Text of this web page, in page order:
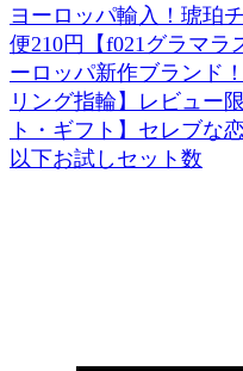
ヨーロッパ輸入！琥珀
便210円【f021グラマラ
ーロッパ新作ブランド
リング指輪】レビュー
ト・ギフト】セレブな
以下お試しセット数